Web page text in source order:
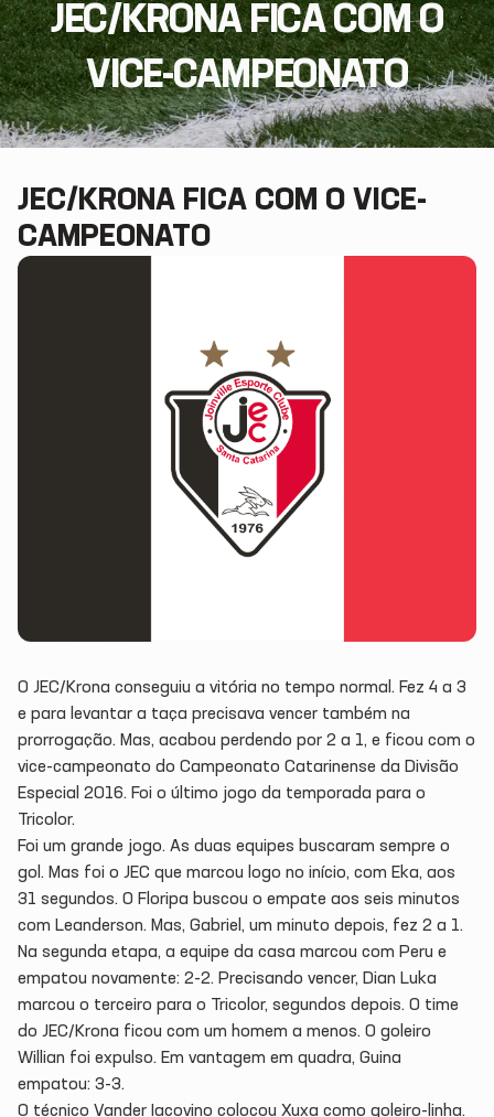
JEC/KRONA FICA COM O
VICE-CAMPEONATO
JEC/KRONA FICA COM O VICE-
CAMPEONATO
O JEC/Krona conseguiu a vitória no tempo normal. Fez 4 a 3
e para levantar a taça precisava vencer também na
prorrogação. Mas, acabou perdendo por 2 a 1, e ficou com o
vice-campeonato do Campeonato Catarinense da Divisão
Especial 2016. Foi o último jogo da temporada para o
Tricolor.
Foi um grande jogo. As duas equipes buscaram sempre o
gol. Mas foi o JEC que marcou logo no início, com Eka, aos
31 segundos. O Floripa buscou o empate aos seis minutos
com Leanderson. Mas, Gabriel, um minuto depois, fez 2 a 1.
Na segunda etapa, a equipe da casa marcou com Peru e
empatou novamente: 2-2. Precisando vencer, Dian Luka
marcou o terceiro para o Tricolor, segundos depois. O time
do JEC/Krona ficou com um homem a menos. O goleiro
Willian foi expulso. Em vantagem em quadra, Guina
empatou: 3-3.
O técnico Vander Iacovino colocou Xuxa como goleiro-linha.